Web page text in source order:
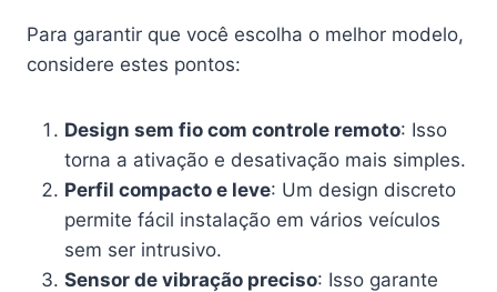
Para garantir que você escolha o melhor modelo,
considere estes pontos:
Design sem fio com controle remoto: Isso
torna a ativação e desativação mais simples.
Perfil compacto e leve: Um design discreto
permite fácil instalação em vários veículos
sem ser intrusivo.
Sensor de vibração preciso: Isso garante